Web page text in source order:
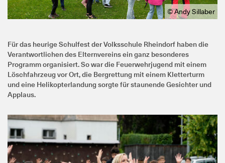
© Andy Sillaber
Für das heurige Schulfest der Volksschule Rheindorf haben die
Verantwortlichen des Elternvereins ein ganz besonderes
Programm organisiert. So war die Feuerwehrjugend mit einem
Löschfahrzeug vor Ort, die Bergrettung mit einem Kletterturm
und eine Helikopterlandung sorgte für staunende Gesichter und
Applaus.